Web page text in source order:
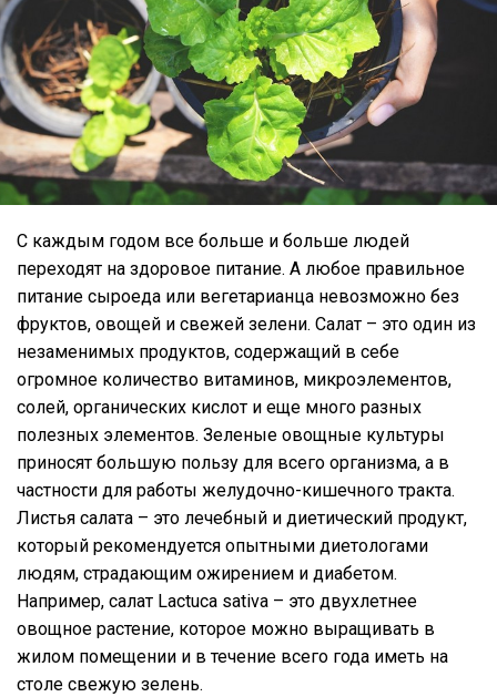
С каждым годом все больше и больше людей
переходят на здоровое питание. А любое правильное
питание сыроеда или вегетарианца невозможно без
фруктов, овощей и свежей зелени. Салат – это один из
незаменимых продуктов, содержащий в себе
огромное количество витаминов, микроэлементов,
солей, органических кислот и еще много разных
полезных элементов. Зеленые овощные культуры
приносят большую пользу для всего организма, а в
частности для работы желудочно-кишечного тракта.
Листья салата – это лечебный и диетический продукт,
который рекомендуется опытными диетологами
людям, страдающим ожирением и диабетом.
Например, салат Lactuca sativa – это двухлетнее
овощное растение, которое можно выращивать в
жилом помещении и в течение всего года иметь на
столе свежую зелень.